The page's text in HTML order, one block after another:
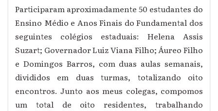
Participaram aproximadamente 50 estudantes do
Ensino Médio e Anos Finais do Fundamental dos
seguintes colégios estaduais: Helena Assis
Suzart; Governador Luiz Viana Filho; Áureo Filho
e Domingos Barros, com duas aulas semanais,
divididos em duas turmas, totalizando oito
encontros. Junto aos meus colegas, compomos
um total de oito residentes, trabalhando